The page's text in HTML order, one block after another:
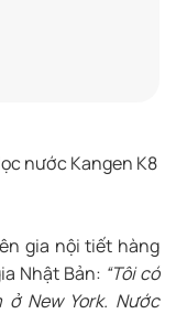
nước Kangen K8
gia nội tiết hàng
Nhật Bản: “Tôi có
New York. Nước